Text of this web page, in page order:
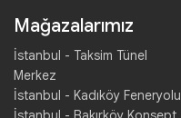
Mağazalarımız
İstanbul - Taksim Tünel
Merkez
İstanbul - Kadıköy Feneryolu